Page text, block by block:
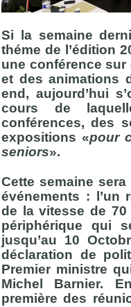
Si la semaine
théme de l’édition
une conférence sur
et des animations
end, aujourd’hui
cours de
conférences, des
expositions «pour
seniors».
Cette semaine
événements : l’un
de la vitesse de
périphérique qui
jusqu’au 10
déclaration de
Premier ministre
Michel Barnier.
première des